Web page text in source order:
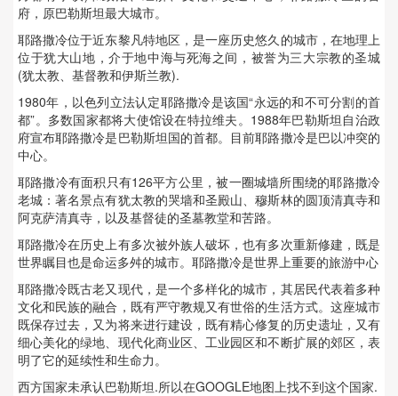
府，原巴勒斯坦最大城市。
耶路撒冷位于近东黎凡特地区，是一座历史悠久的城市，在地理上
位于犹大山地，介于地中海与死海之间，被誉为三大宗教的圣城
(犹太教、基督教和伊斯兰教).
1980年，以色列立法认定耶路撒冷是该国“永远的和不可分割的首
都”。多数国家都将大使馆设在特拉维夫。1988年巴勒斯坦自治政
府宣布耶路撒冷是巴勒斯坦国的首都。目前耶路撒冷是巴以冲突的
中心。
耶路撒冷有面积只有126平方公里，被一圈城墙所围绕的耶路撒冷
老城：著名景点有犹太教的哭墙和圣殿山、穆斯林的圆顶清真寺和
阿克萨清真寺，以及基督徒的圣墓教堂和苦路。
耶路撒冷在历史上有多次被外族人破坏，也有多次重新修建，既是
世界瞩目也是命运多舛的城市。耶路撒冷是世界上重要的旅游中心
耶路撒冷既古老又现代，是一个多样化的城市，其居民代表着多种
文化和民族的融合，既有严守教规又有世俗的生活方式。这座城市
既保存过去，又为将来进行建设，既有精心修复的历史遗址，又有
细心美化的绿地、现代化商业区、工业园区和不断扩展的郊区，表
明了它的延续性和生命力。
西方国家未承认巴勒斯坦.所以在GOOGLE地图上找不到这个国家.